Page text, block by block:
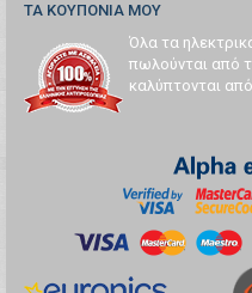
ΤΑ ΚΟΥΠΌΝΙΑ ΜΟΥ
Όλα τα
πωλούνται από
καλύπτονται